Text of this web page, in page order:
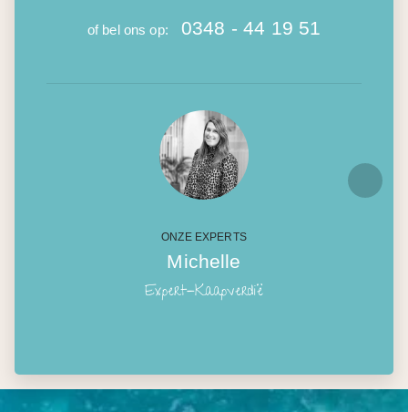
of bel ons op: 0348 - 44 19 51
ONZE EXPERTS
Michelle
Expert-Kaapverdië